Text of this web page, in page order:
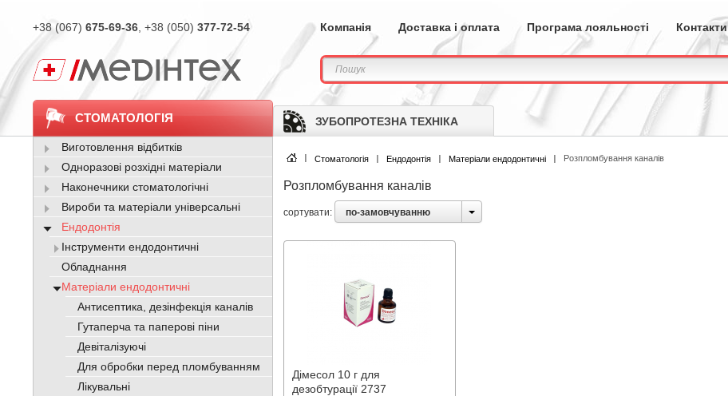
Компанія Доставка і оплата Програма лояльності Контакти
+38 (067) 675-69-36, +38 (050) 377-72-54
ЗУБОПРОТЕЗНА ТЕХНІКА
Стоматологія Ендодонтія Матеріали ендодонтичні Розпломбування каналів
Розпломбування каналів
сортувати: по-замовчуванню
Дімесол 10 г для
дезобтурації 2737
СТОМАТОЛОГІЯ
Виготовлення відбитків
Одноразові розхідні матеріали
Наконечники стоматологічні
Вироби та матеріали універсальні
Ендодонтія
Інструменти ендодонтичні
Обладнання
Матеріали ендодонтичні
Антисептика, дезінфекція каналів
Гутаперча та паперові піни
Девіталізуючі
Для обробки перед пломбуванням
Лікувальні